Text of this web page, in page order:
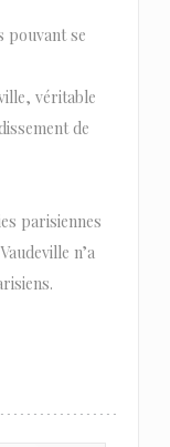
pouvant se
véritable
de
parisiennes
n’a